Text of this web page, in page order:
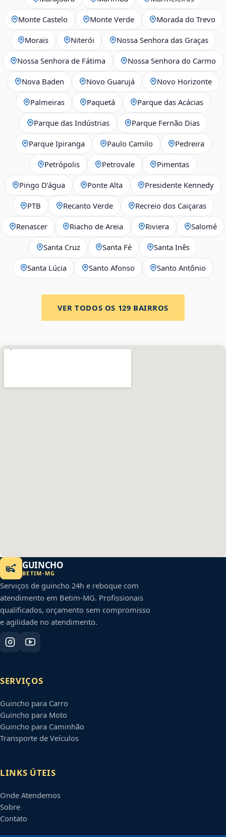
Monte Castelo Monte Verde Morada do Trevo
Morais Niterói Nossa Senhora das Graças
Nossa Senhora de Fátima Nossa Senhora do Carmo
Nova Baden Novo Guarujá Novo Horizonte
Palmeiras Paquetá Parque das Acácias
Parque das Indústrias Parque Fernão Dias
Parque Ipiranga Paulo Camilo Pedreira
Petrópolis Petrovale Pimentas
Pingo D’água Ponte Alta Presidente Kennedy
PTB Recanto Verde Recreio dos Caiçaras
Renascer Riacho de Areia Riviera Salomé
Santa Cruz Santa Fé Santa Inês
Santa Lúcia Santo Afonso Santo Antônio
VER TODOS OS 129 BAIRROS
GUINCHO
BETIM-MG
Serviços de guincho 24h e reboque com
atendimento em Betim-MG. Profissionais
qualificados, orçamento sem compromisso
e agilidade no atendimento.
SERVIÇOS
Guincho para Carro
Guincho para Moto
Guincho para Caminhão
Transporte de Veículos
LINKS ÚTEIS
Onde Atendemos
Sobre
Contato